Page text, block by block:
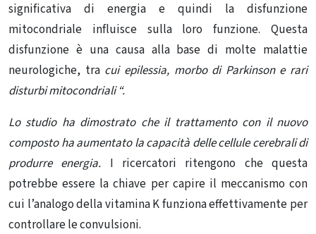
significativa di energia e quindi la disfunzione
mitocondriale influisce sulla loro funzione. Questa
disfunzione è una causa alla base di molte malattie
neurologiche, tra cui epilessia, morbo di Parkinson e rari
disturbi mitocondriali “.
Lo studio ha dimostrato che il trattamento con il nuovo
composto ha aumentato la capacità delle cellule cerebrali di
produrre energia. I ricercatori ritengono che questa
potrebbe essere la chiave per capire il meccanismo con
cui l’analogo della vitamina K funziona effettivamente per
controllare le convulsioni.